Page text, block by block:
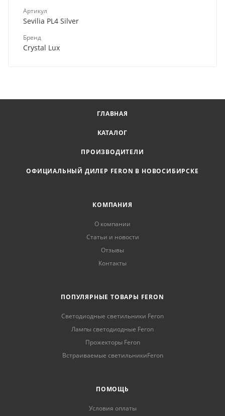
Артикул
Sevilia PL4 Silver
Бренд
Crystal Lux
ГЛАВНАЯ
КАТАЛОГ
ПРОИЗВОДИТЕЛИ
ОФИЦИАЛЬНЫЙ ДИЛЕР FERON В НОВОСИБИРСКЕ
КОМПАНИЯ
О компании
Статьи и новости
Отзывы
Контакты
ПОПУЛЯРНЫЕ ТОВАРЫ FERON
Светодиодные светильники Feron
Лампы светодиодные Feron
Прожекторы Feron
Встраиваемые светильникиFeron
ПОМОЩЬ
Условия оплаты